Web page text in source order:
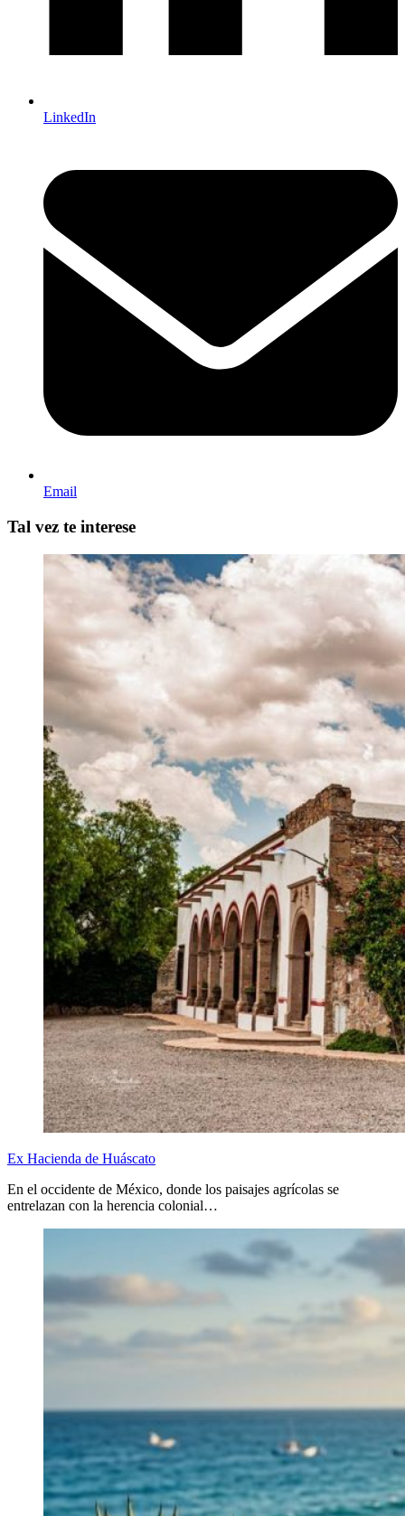
LinkedIn
Email
Tal vez te interese
Ex Hacienda de Huáscato
En el occidente de México, donde los paisajes agrícolas se
entrelazan con la herencia colonial…